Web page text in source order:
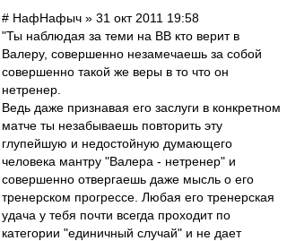
# НафНафыч » 31 окт 2011 19:58
"Ты наблюдая за теми на ВВ кто верит в
Валеру, совершенно незамечаешь за собой
совершенно такой же веры в то что он
нетренер.
Ведь даже признавая его заслуги в конкретном
матче ты незабываешь повторить эту
глупейшую и недостойную думающего
человека мантру "Валера - нетренер" и
совершенно отвергаешь даже мысль о его
тренерском прогрессе. Любая его тренерская
удача у тебя почти всегда проходит по
категории "единичный случай" и не дает